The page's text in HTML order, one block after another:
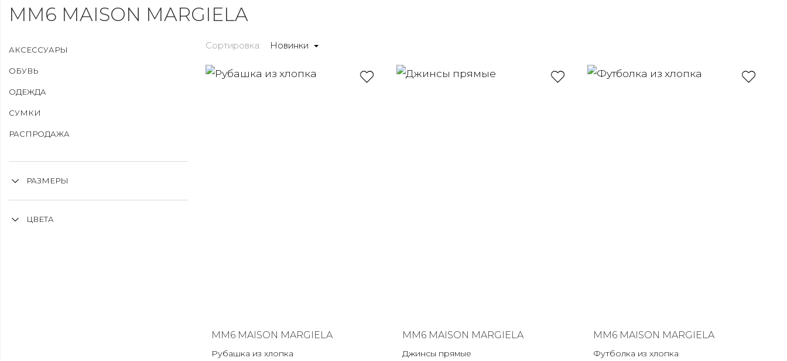
MM6 MAISON MARGIELA
АКСЕССУАРЫ
ОБУВЬ
ОДЕЖДА
СУМКИ
РАСПРОДАЖА
РАЗМЕРЫ
ЦВЕТА
Сортировка: Новинки
MM6 MAISON MARGIELA
Рубашка из хлопка
MM6 MAISON MARGIELA
Джинсы прямые
MM6 MAISON MARGIELA
Футболка из хлопка